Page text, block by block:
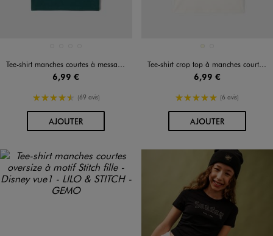
Tee-shirt manches courtes à message fille
6,99 €
4.5/5 de moyenne
(69 avis)
AJOUTERAU PANIER
Tee-shirt crop top à manches courtes imprimé fille
6,99 €
5/5 de moyenne
(6 avis)
AJOUTERAU PANIER